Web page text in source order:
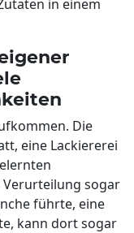
in einem
Die
eine Lackiererei
sogar
führte, eine
kann dort sogar